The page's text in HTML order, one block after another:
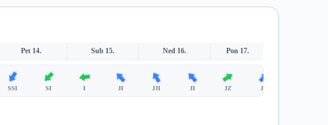
Pet 14. Sub 15. Ned 16. Pon 17.
SSI SI I JI JJI JI JZ JZ